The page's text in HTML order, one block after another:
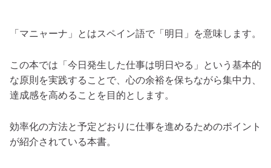
「マニャーナ」とはスペイン語で「明日」を意味します。
この本では「今日発生した仕事は明日やる」という基本的
な原則を実践することで、心の余裕を保ちながら集中力、
達成感を高めることを目的とします。
効率化の方法と予定どおりに仕事を進めるためのポイント
が紹介されている本書。